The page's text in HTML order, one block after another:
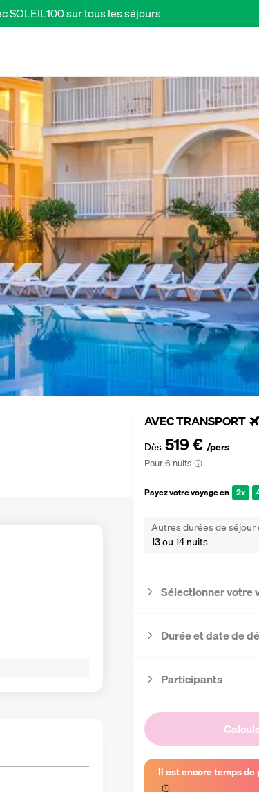
SOLEIL100 sur tous les séjours
AVEC TRANSPORT
Dès 519 € /pers
Pour 6 nuits
Payez votre voyage en 2x
Autres durées de séjour
13 ou 14 nuits
Sélectionner votre
Durée et date de
Participants
Il est encore temps de